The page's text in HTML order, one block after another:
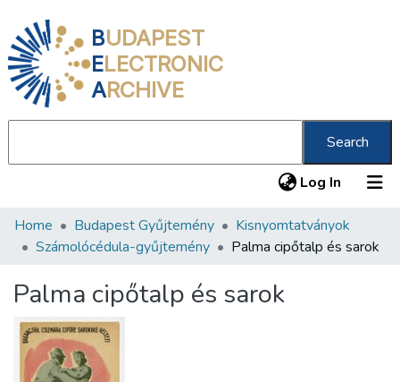
BUDAPEST
ELECTRONIC
ARCHIVE
Search
Log In (current)
Communities & Collections
Statistics
About us
Home Budapest Gyűjtemény
Kisnyomtatványok
Számolócédula-gyűjtemény
Palma cipőtalp és sarok
Palma cipőtalp és sarok